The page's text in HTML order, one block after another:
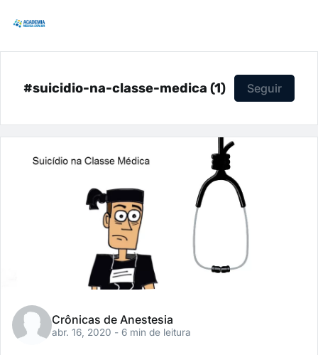
#suicidio-na-classe-medica (1) Seguir
Crônicas de Anestesia
abr. 16, 2020 - 6 min de leitura